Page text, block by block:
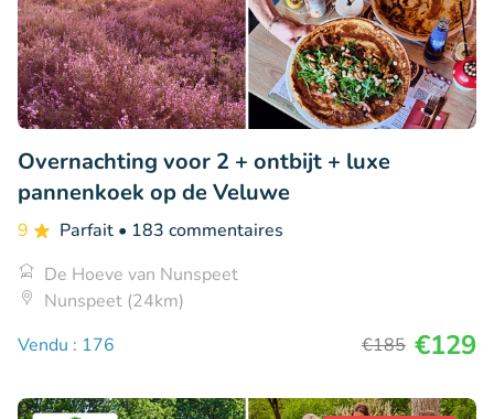
Overnachting voor 2 + ontbijt + luxe
pannenkoek op de Veluwe
9 Parfait • 183 commentaires
De Hoeve van Nunspeet
Nunspeet (24km)
Vendu : 176
€185 €129